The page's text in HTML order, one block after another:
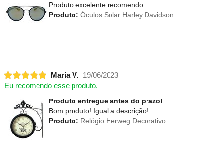
Produto excelente recomendo.
Produto: Óculos Solar Harley Davidson
Maria V.
19/06/2023
Eu recomendo esse produto.
Produto entregue antes do prazo!
Bom produto! Igual a descrição!
Produto: Relógio Herweg Decorativo